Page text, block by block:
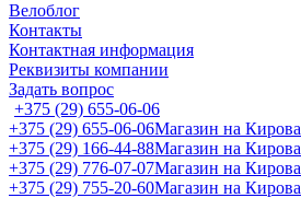
Велоблог
Контакты
Контактная информация
Реквизиты компании
Задать вопрос
+375 (29) 655-06-06
+375 (29) 655-06-06Магазин на Кирова
+375 (29) 166-44-88Магазин на Кирова
+375 (29) 776-07-07Магазин на Кирова
+375 (29) 755-20-60Магазин на Кирова